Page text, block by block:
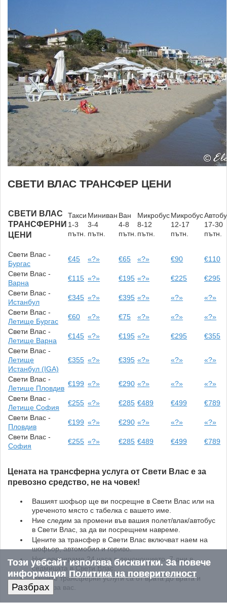
СВЕТИ ВЛАС ТРАНСФЕР ЦЕНИ
СВЕТИ ВЛАС
ТРАНСФЕРНИ
ЦЕНИ
Такси
1-3
пътн.
Миниван
3-4
пътн.
Ван
4-8
пътн.
Микробус
8-12
пътн.
Микробус
12-17
пътн.
17-30
пътн.
Свети Влас -
Бургас
€45 «?» €65 «?» €90
€110
Свети Влас -
Варна
€115 «?» €195 «?» €225
€295
Свети Влас -
Истанбул
€345 «?» €395 «?» «?»
«?»
Свети Влас -
Летище Бургас
€60 «?» €75 «?» «?»
«?»
Свети Влас -
Летище Варна
€145 «?» €195 «?» €295
€355
Свети Влас -
Летище
Истанбул (IGA)
€355 «?» €395 «?» «?» «?»
Свети Влас -
Летище Пловдив
€199 «?» €290 «?» «?»
«?»
Свети Влас -
Летище София
€255 «?» €285 €489 €499
€789
Свети Влас -
Пловдив
€199 «?» €290 «?» «?»
«?»
Свети Влас -
София
€255 «?» €285 €489 €499 €789
Цената на трансферна услуга от Свети Влас е за
превозно средство, не на човек!
Вашият шофьор ще ви посрещне в Свети Влас или на
уреченото място с табелка с вашето име.
Ние следим за промени във вашия полет/влак/автобус
в Свети Влас, за да ви посрещнем навреме.
Цените за трансфер в Свети Влас включват наем на
шофьор, автомобил и гориво.
Ние оперираме 24 часа в денонощието, 7 дни в
седмицата в Свети Влас.
Нашите трансферни услуги са от врата до врата и
лично за вас.
Този уебсайт използва бисквитки. За повече
информация Политика на поверителност
Разбрах